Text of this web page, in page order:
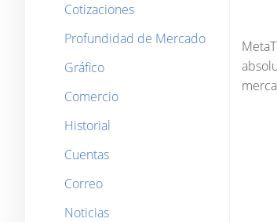
Cotizaciones
Profundidad de Mercado
Gráfico
Comercio
Historial
Cuentas
Correo
Noticias